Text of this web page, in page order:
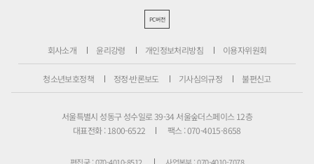
PC버전
회사소개 윤리강령 개인정보처리방침 이용자위원회
청소년보호정책 정정·반론보도 기사심의규정 불편신고
서울특별시 성동구 성수일로 39-34 서울숲더스페이스 12층
대표전화 : 1800-6522
팩스 : 070-4015-8658